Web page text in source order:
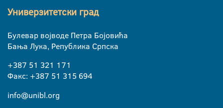
Универзитетски град
Булевар војводе Петра Бојовића
Бања Лука, Република Српска
+387 51 321 171
Факс: +387 51 315 694
info@unibl.org